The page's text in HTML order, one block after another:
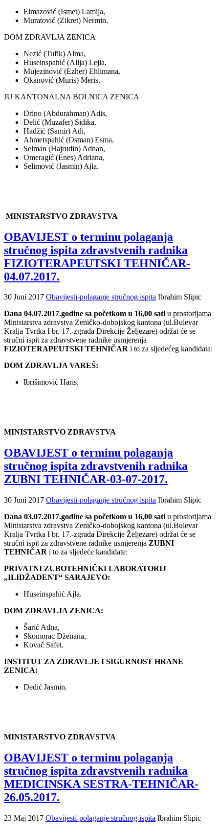
Elmazović (Ismet) Lamija,
Muratović (Zikret) Nermin.
DOM ZDRAVLJA ZENICA
Nezić (Tufik) Alma,
Huseinspahić (Alija) Lejla,
Mujezinović (Ezher) Ehlimana,
Okanović (Muris) Meris.
JU KANTONALNA BOLNICA ZENICA
Drino (Abdurahman) Adis,
Delić (Muzafer) Sidika,
Hadžić (Samir) Adi,
Ahmetspahić (Osman) Esma,
Selman (Hajrudin) Adnan,
Omeragić (Enes) Adriana,
Selimović (Jasmin) Ajla.
MINISTARSTVO ZDRAVSTVA
OBAVIJEST o terminu polaganja
stručnog ispita zdravstvenih radnika
FIZIOTERAPEUTSKI TEHNIČAR-
04.07.2017.
30 Juni 2017 Obavijesti-polaganje stručnog ispita Ibrahim Slipic
Dana 04.07.2017.godine sa početkom u 16,00 satiu prostorijama
Ministarstva zdravstva Zeničko-dobojskog kantona (ul.Bulevar
Kralja Tvrtka I br. 17.-zgrada Direkcije Željezare) održat će se
stručni ispit za zdravstvene radnike usmjerenja
FIZIOTERAPEUTSKI TEHNIČAR i to za sljedećeg kandidata:
DOM ZDRAVLJA VAREŠ:
Ibrišimović Haris.
MINISTARSTVO ZDRAVSTVA
OBAVIJEST o terminu polaganja
stručnog ispita zdravstvenih radnika
ZUBNI TEHNIČAR-03-07-2017.
30 Juni 2017 Obavijesti-polaganje stručnog ispita Ibrahim Slipic
Dana 03.07.2017.godine sa početkom u 16,00 sati u prostorijama
Ministarstva zdravstva Zeničko-dobojskog kantona (ul.Bulevar
Kralja Tvrtka I br. 17.-zgrada Direkcije Željezare) održat će se
stručni ispit za zdravstvene radnike usmjerenja ZUBNI
TEHNIČAR i to za sljedeće kandidate:
PRIVATNI ZUBOTEHNIČKI LABORATORIJ
„ILIDŽADENT“ SARAJEVO:
Huseinspahić Ajla.
DOM ZDRAVLJA ZENICA:
Šarić Adna,
Skomorac Dženana,
Kovač Safet.
INSTITUT ZA ZDRAVLJE I SIGURNOST HRANE
ZENICA:
Dedić Jasmin.
MINISTARSTVO ZDRAVSTVA
OBAVIJEST o terminu polaganja
stručnog ispita zdravstvenih radnika
MEDICINSKA SESTRA-TEHNIČAR-
26.05.2017.
23 Maj 2017 Obavijesti-polaganje stručnog ispita Ibrahim Slipic